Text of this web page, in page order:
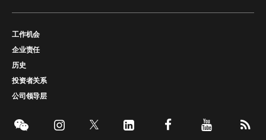
工作机会
企业责任
历史
投资者关系
公司领导层